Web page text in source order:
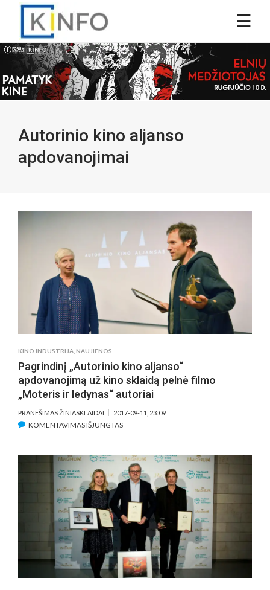
Autorinio kino aljanso
apdovanojimai
KINO INDUSTRIJA NAUJIENOS
Pagrindinį „Autorinio kino aljanso“
apdovanojimą už kino sklaidą pelnė filmo
„Moteris ir ledynas“ autoriai
PRANEŠIMAS ŽINIASKLAIDAI 2017-09-11, 23:09
KOMENTAVIMAS IŠJUNGTASĮRAŠE
KINO
ALJANSO“
APDOVANOJIMĄ
UŽ
KINO
SKLAIDĄ
FILMO
„MOTERIS
IR